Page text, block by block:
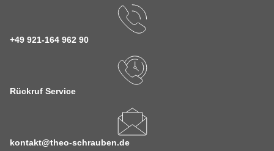
+49 921-164 962 90
Rückruf Service
kontakt@theo-schrauben.de